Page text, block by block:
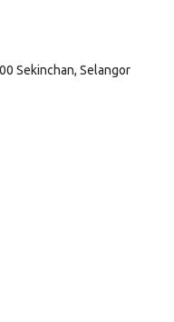
Sekinchan, Selangor